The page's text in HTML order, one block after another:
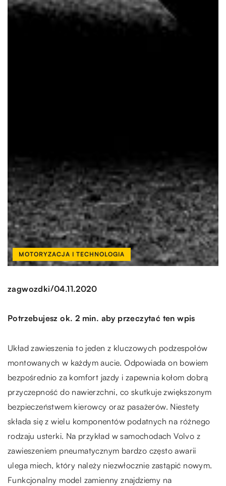
MOTORYZACJA I TECHNOLOGIA
zagwozdki/04.11.2020
Potrzebujesz ok. 2 min. aby przeczytać ten wpis
Układ zawieszenia to jeden z kluczowych podzespołów
montowanych w każdym aucie. Odpowiada on bowiem
bezpośrednio za komfort jazdy i zapewnia kołom dobrą
przyczepność do nawierzchni, co skutkuje zwiększonym
bezpieczeństwem kierowcy oraz pasażerów. Niestety
składa się z wielu komponentów podatnych na różnego
rodzaju usterki. Na przykład w samochodach Volvo z
zawieszeniem pneumatycznym bardzo często awarii
ulega miech, który należy niezwłocznie zastąpić nowym.
Funkcjonalny model zamienny znajdziemy na